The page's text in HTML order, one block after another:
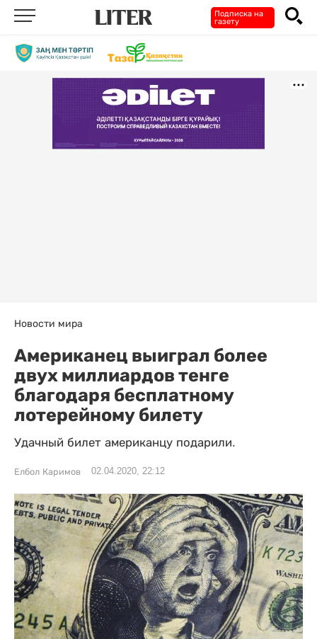
Подписка на
газету
Новости мира
Американец выиграл более
двух миллиардов тенге
благодаря бесплатному
лотерейному билету
Удачный билет американцу подарили.
Елбол Каримов 02.04.2020, 22:12